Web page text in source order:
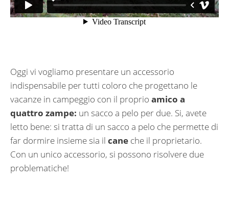
Oggi vi vogliamo presentare un accessorio
indispensabile per tutti coloro che progettano le
vacanze in campeggio con il proprio amico a
quattro zampe: un sacco a pelo per due. Si, avete
letto bene: si tratta di un sacco a pelo che permette di
far dormire insieme sia il cane che il proprietario.
Con un unico accessorio, si possono risolvere due
problematiche!